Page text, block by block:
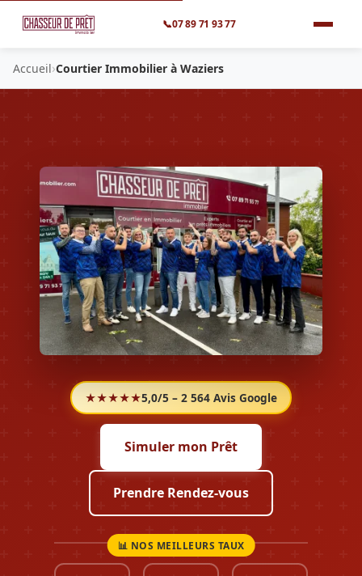
📞07 89 71 93 77
Accueil›Courtier Immobilier à Waziers
★★★★★5,0/5 – 2 564 Avis Google
Simuler mon Prêt
Prendre Rendez-vous